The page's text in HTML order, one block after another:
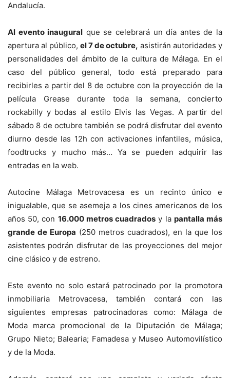
Andalucía.
Al evento inaugural que se celebrará un día antes de la
apertura al público, el 7 de octubre, asistirán autoridades y
personalidades del ámbito de la cultura de Málaga. En el
caso del público general, todo está preparado para
recibirles a partir del 8 de octubre con la proyección de la
película Grease durante toda la semana, concierto
rockabilly y bodas al estilo Elvis las Vegas. A partir del
sábado 8 de octubre también se podrá disfrutar del evento
diurno desde las 12h con activaciones infantiles, música,
foodtrucks y mucho más… Ya se pueden adquirir las
entradas en la web.
Autocine Málaga Metrovacesa es un recinto único e
inigualable, que se asemeja a los cines americanos de los
años 50, con 16.000 metros cuadrados y la pantalla más
grande de Europa (250 metros cuadrados), en la que los
asistentes podrán disfrutar de las proyecciones del mejor
cine clásico y de estreno.
Este evento no solo estará patrocinado por la promotora
inmobiliaria Metrovacesa, también contará con las
siguientes empresas patrocinadoras como: Málaga de
Moda marca promocional de la Diputación de Málaga;
Grupo Nieto; Balearia; Famadesa y Museo Automovilístico
y de la Moda.